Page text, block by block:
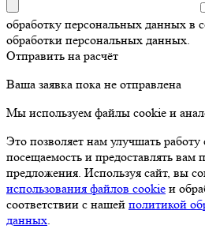
обработку персональных данных в
обработки персональных данных.
Отправить на расчёт
Ваша заявка пока не отправлена
Мы используем файлы cookie и
Это позволяет нам улучшать работу
посещаемость и предоставлять вам
предложения. Используя сайт, вы
использования файлов cookie и
соответствии с нашей политикой
данных.